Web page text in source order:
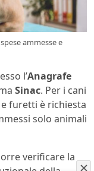
ammesse e
l’Anagrafe
Sinac. Per i cani
furetti è richiesta
solo animali
verificare la